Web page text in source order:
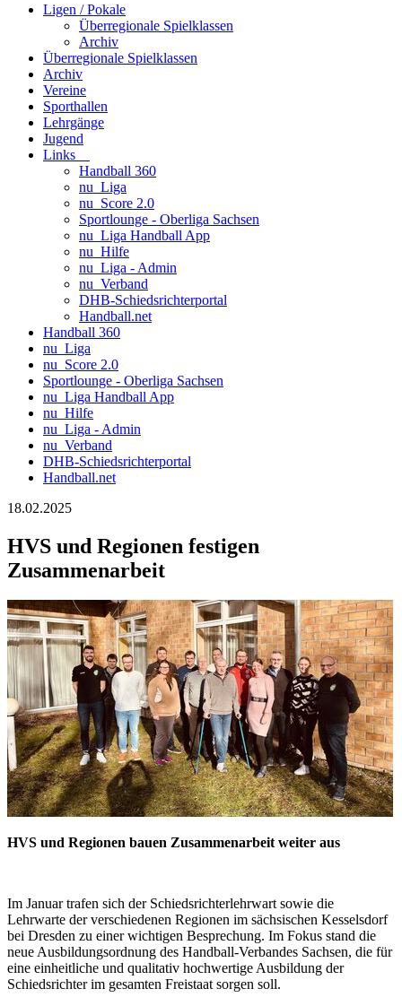
Ligen / Pokale
Überregionale Spielklassen
Archiv
Überregionale Spielklassen
Archiv
Vereine
Sporthallen
Lehrgänge
Jugend
Links
Handball 360
nu_Liga
nu_Score 2.0
Sportlounge - Oberliga Sachsen
nu_Liga Handball App
nu_Hilfe
nu_Liga - Admin
nu_Verband
DHB-Schiedsrichterportal
Handball.net
Handball 360
nu_Liga
nu_Score 2.0
Sportlounge - Oberliga Sachsen
nu_Liga Handball App
nu_Hilfe
nu_Liga - Admin
nu_Verband
DHB-Schiedsrichterportal
Handball.net
18.02.2025
HVS und Regionen festigen
Zusammenarbeit
HVS und Regionen bauen Zusammenarbeit weiter aus
Im Januar trafen sich der Schiedsrichterlehrwart sowie die
Lehrwarte der verschiedenen Regionen im sächsischen Kesselsdorf
bei Dresden zu einer wichtigen Besprechung. Im Fokus stand die
neue Ausbildungsordnung des Handball-Verbandes Sachsen, die für
eine einheitliche und qualitativ hochwertige Ausbildung der
Schiedsrichter im gesamten Freistaat sorgen soll.